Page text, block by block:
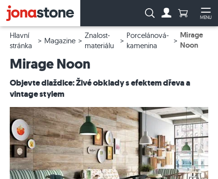
MENU
Vyhledávání:Počet
Hlavní
stránka
Magazine
Znalost-
materiálu
Porcelánová-
kamenina
Mirage
Noon
Mirage Noon
Objevte dlaždice: Živé obklady s efektem dřeva a
vintage stylem